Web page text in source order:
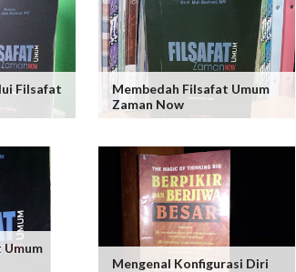
Filsafat
Membedah Filsafat Umum
Zaman Now
Umum
Mengenal Konfigurasi Diri